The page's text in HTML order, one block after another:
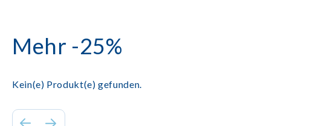
Mehr -25%
Kein(e) Produkt(e) gefunden.